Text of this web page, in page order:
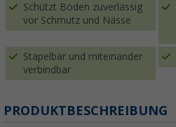
Schützt Böden zuverlässig
vor Schmutz und Nässe
Stapelbar und miteinander
verbindbar
PRODUKTBESCHREIBUNG